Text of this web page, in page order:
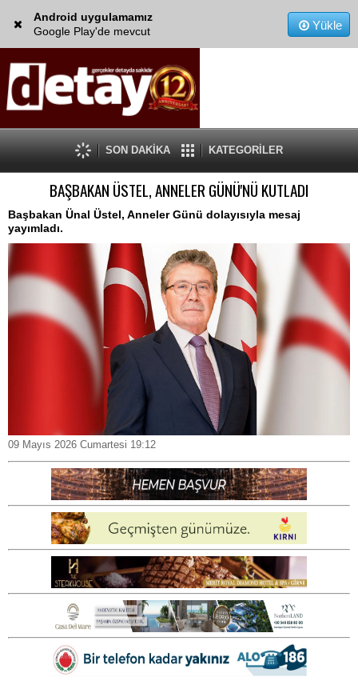
Android uygulamamız
Google Play'de mevcut
Yükle
SON DAKİKA KATEGORİLER
BAŞBAKAN ÜSTEL, ANNELER GÜNÜ'NÜ KUTLADI
Başbakan Ünal Üstel, Anneler Günü dolayısıyla mesaj
yayımladı.
09 Mayıs 2026 Cumartesi 19:12